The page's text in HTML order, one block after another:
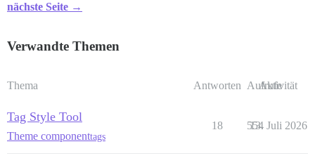
nächste Seite →
Verwandte Themen
Thema Antworten Aufrufe
Aktivität
Tag Style Tool
Theme componenttags
18 554
13. Juli 2026